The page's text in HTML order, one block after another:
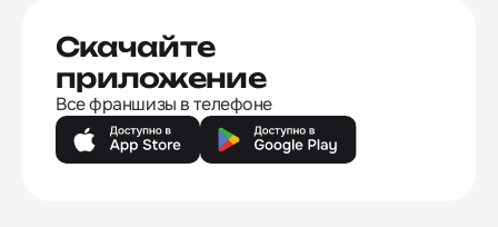
Скачайте
приложение
Все франшизы в телефоне